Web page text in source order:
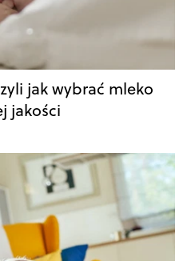
jak wybrać mleko
jakości